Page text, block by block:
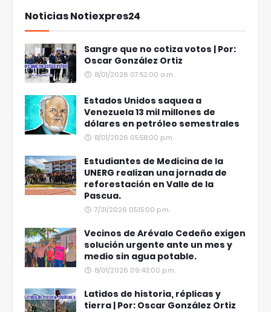
Noticias Notiexpres24
Sangre que no cotiza votos | Por:
Oscar González Ortiz
8/01/2026 07:52:00 a.m.
Estados Unidos saquea a
Venezuela 13 mil millones de
dólares en petróleo semestrales
8/01/2026 05:58:00 p.m.
Estudiantes de Medicina de la
UNERG realizan una jornada de
reforestación en Valle de la
Pascua.
7/31/2026 05:15:00 p.m.
Vecinos de Arévalo Cedeño exigen
solución urgente ante un mes y
medio sin agua potable.
8/01/2026 09:43:00 p.m.
Latidos de historia, réplicas y
tierra | Por: Oscar González Ortiz